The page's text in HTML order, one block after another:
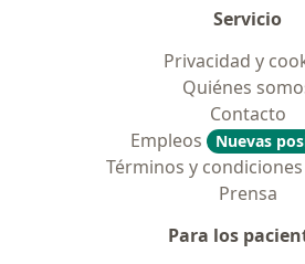
Servicio
Privacidad y
Quiénes
Contacto
Empleos
Nuevas
Términos y
Prensa
Para los